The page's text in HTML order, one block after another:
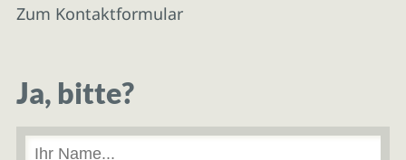
Zum Kontaktformular
Ja, bitte?